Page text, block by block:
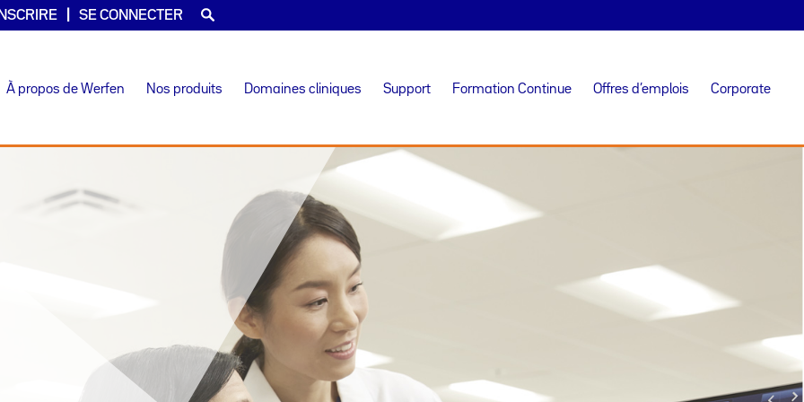
SE CONNECTER
À propos de Werfen Nos produits Domaines cliniques Support Formation Continue Offres d’emplois Corporate